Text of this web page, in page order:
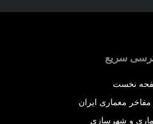
معماری ایران
شهرسازی